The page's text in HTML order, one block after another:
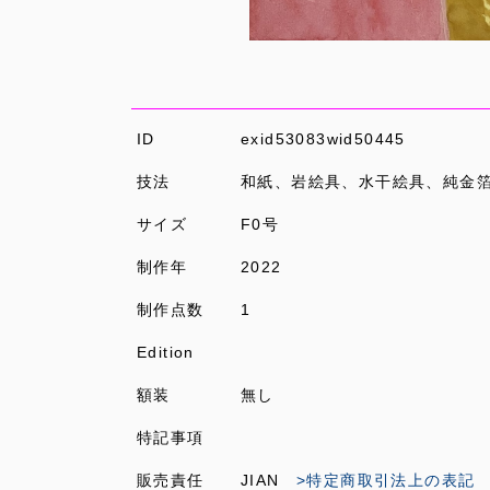
ID exid53083wid50445
技法 和紙、岩絵具、水干絵具、純金
サイズ F0号
制作年 2022
制作点数 1
Edition
額装 無し
特記事項
販売責任 JIAN >特定商取引法上の表記